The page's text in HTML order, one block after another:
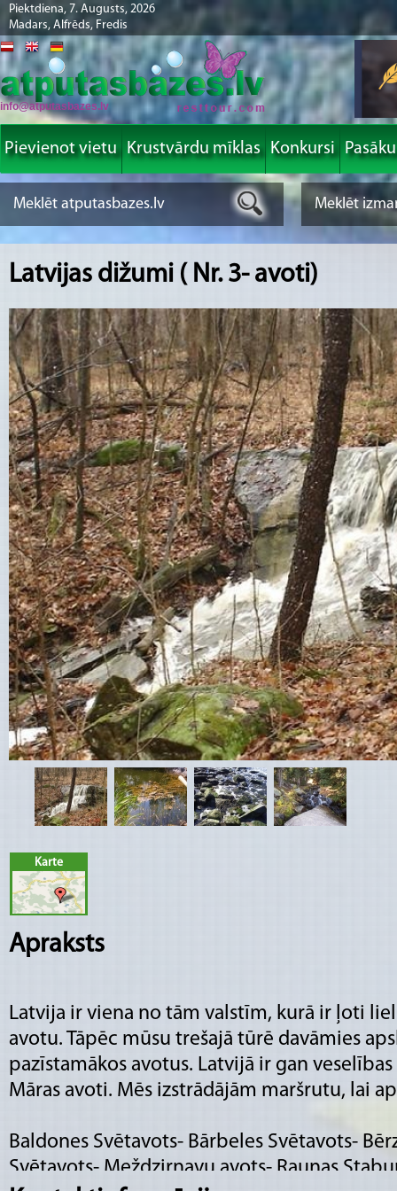
Piektdiena, 7. Augusts, 2026
Madars, Alfrēds, Fredis
info@atputasbazes.lv
Pievienot vietu Krustvārdu mīklas Konkursi
Latvijas dižumi ( Nr. 3- avoti)
Karte
Apraksts
Latvija ir viena no tām valstīm, kurā ir ļoti
avotu. Tāpēc mūsu trešajā tūrē davāmies
pazīstamākos avotus. Latvijā ir gan
Māras avoti. Mēs izstrādājām maršrutu, lai
Baldones Svētavots- Bārbeles Svētavots-
Svētavots- Meždzirnavu avots- Raunas